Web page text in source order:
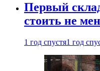
Первый
стоить не
1 год спустя1 год